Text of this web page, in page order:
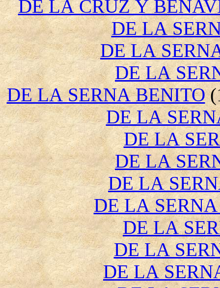
DE LA CRUZ Y
DE LA
DE LA
DE LA
DE LA SERNA BENITO
DE LA
DE LA
DE LA
DE LA
DE LA
DE LA
DE LA
DE LA